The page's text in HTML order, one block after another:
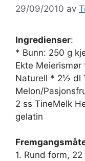
29/09/2010 av
Ingredienser:
* Bunn: 250 g
Ekte
Naturell * 2½ dl
Melon/
2 ss TineMelk
gelatin
1. Rund form,